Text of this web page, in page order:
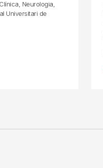
Neurologia,
Universitari de